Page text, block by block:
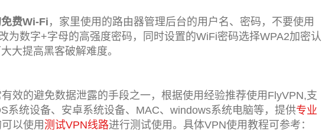
费Wi-Fi，家里使用的路由器管理后台的用户名、密码，不要使用
为数字+字母的高强度密码，同时设置的WiFi密码选择WPA2加密认
大提高黑客破解难度。
效的避免数据泄露的手段之一，根据使用经验推荐使用FlyVPN,支
系统设备、安卓系统设备、MAC、windows系统电脑等，提供专业
以使用测试VPN线路进行测试使用。具体VPN使用教程可参考：